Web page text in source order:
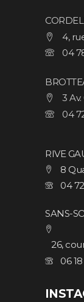
4,
04
3
04
RIVE
8
04
SANS-
26,
06